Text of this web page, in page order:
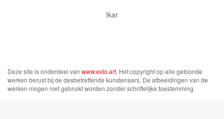
Ikar
Deze site is onderdeel van www.exto.art. Het copyright op alle getoonde
werken berust bij de desbetreffende kunstenaars. De afbeeldingen van de
werken mogen niet gebruikt worden zonder schriftelijke toestemming.